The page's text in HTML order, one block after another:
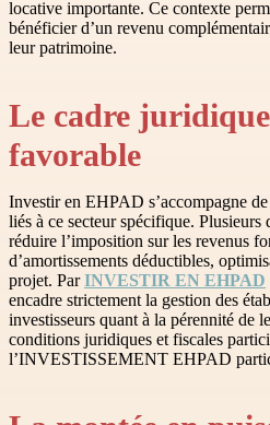
locative importante. Ce contexte
bénéficier d’un revenu
leur patrimoine.
Le cadre
favorable
Investir en EHPAD s’accompagne
liés à ce secteur spécifique. Plusieurs
réduire l’imposition sur les revenus
d’amortissements déductibles,
projet. ParINVESTIR EN EHPAD
encadre strictement la gestion des
investisseurs quant à la pérennité de
conditions juridiques et fiscales
l’INVESTISSEMENT EHPAD